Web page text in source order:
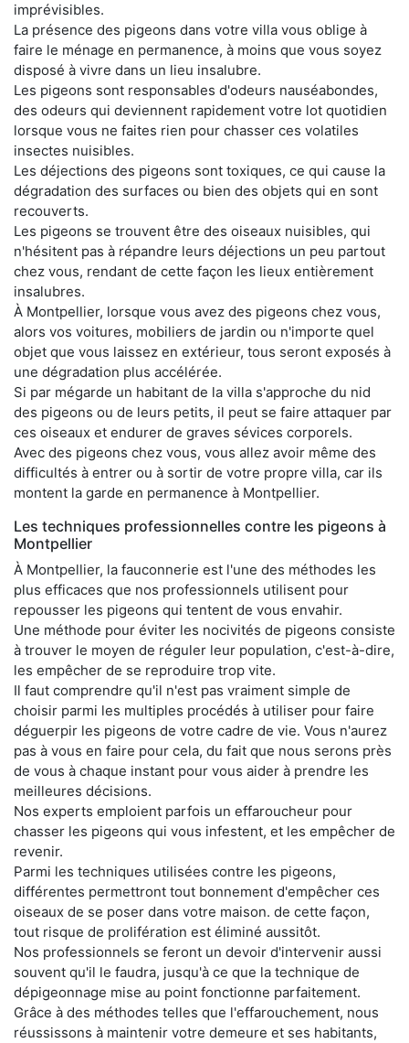
imprévisibles.
La présence des pigeons dans votre villa vous oblige à
faire le ménage en permanence, à moins que vous soyez
disposé à vivre dans un lieu insalubre.
Les pigeons sont responsables d'odeurs nauséabondes,
des odeurs qui deviennent rapidement votre lot quotidien
lorsque vous ne faites rien pour chasser ces volatiles
insectes nuisibles.
Les déjections des pigeons sont toxiques, ce qui cause la
dégradation des surfaces ou bien des objets qui en sont
recouverts.
Les pigeons se trouvent être des oiseaux nuisibles, qui
n'hésitent pas à répandre leurs déjections un peu partout
chez vous, rendant de cette façon les lieux entièrement
insalubres.
À Montpellier, lorsque vous avez des pigeons chez vous,
alors vos voitures, mobiliers de jardin ou n'importe quel
objet que vous laissez en extérieur, tous seront exposés à
une dégradation plus accélérée.
Si par mégarde un habitant de la villa s'approche du nid
des pigeons ou de leurs petits, il peut se faire attaquer par
ces oiseaux et endurer de graves sévices corporels.
Avec des pigeons chez vous, vous allez avoir même des
difficultés à entrer ou à sortir de votre propre villa, car ils
montent la garde en permanence à Montpellier.
Les techniques professionnelles contre les pigeons à
Montpellier
À Montpellier, la fauconnerie est l'une des méthodes les
plus efficaces que nos professionnels utilisent pour
repousser les pigeons qui tentent de vous envahir.
Une méthode pour éviter les nocivités de pigeons consiste
à trouver le moyen de réguler leur population, c'est-à-dire,
les empêcher de se reproduire trop vite.
Il faut comprendre qu'il n'est pas vraiment simple de
choisir parmi les multiples procédés à utiliser pour faire
déguerpir les pigeons de votre cadre de vie. Vous n'aurez
pas à vous en faire pour cela, du fait que nous serons près
de vous à chaque instant pour vous aider à prendre les
meilleures décisions.
Nos experts emploient parfois un effaroucheur pour
chasser les pigeons qui vous infestent, et les empêcher de
revenir.
Parmi les techniques utilisées contre les pigeons,
différentes permettront tout bonnement d'empêcher ces
oiseaux de se poser dans votre maison. de cette façon,
tout risque de prolifération est éliminé aussitôt.
Nos professionnels se feront un devoir d'intervenir aussi
souvent qu'il le faudra, jusqu'à ce que la technique de
dépigeonnage mise au point fonctionne parfaitement.
Grâce à des méthodes telles que l'effarouchement, nous
réussissons à maintenir votre demeure et ses habitants,